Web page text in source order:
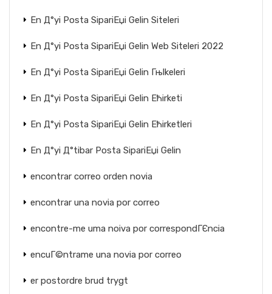
En Д°yi Posta SipariЕџi Gelin Siteleri
En Д°yi Posta SipariЕџi Gelin Web Siteleri 2022
En Д°yi Posta SipariЕџi Gelin Гњlkeleri
En Д°yi Posta SipariЕџi Gelin Ећirketi
En Д°yi Posta SipariЕџi Gelin Ећirketleri
En Д°yi Д°tibar Posta SipariЕџi Gelin
encontrar correo orden novia
encontrar una novia por correo
encontre-me uma noiva por correspondГЄncia
encuГ©ntrame una novia por correo
er postordre brud trygt